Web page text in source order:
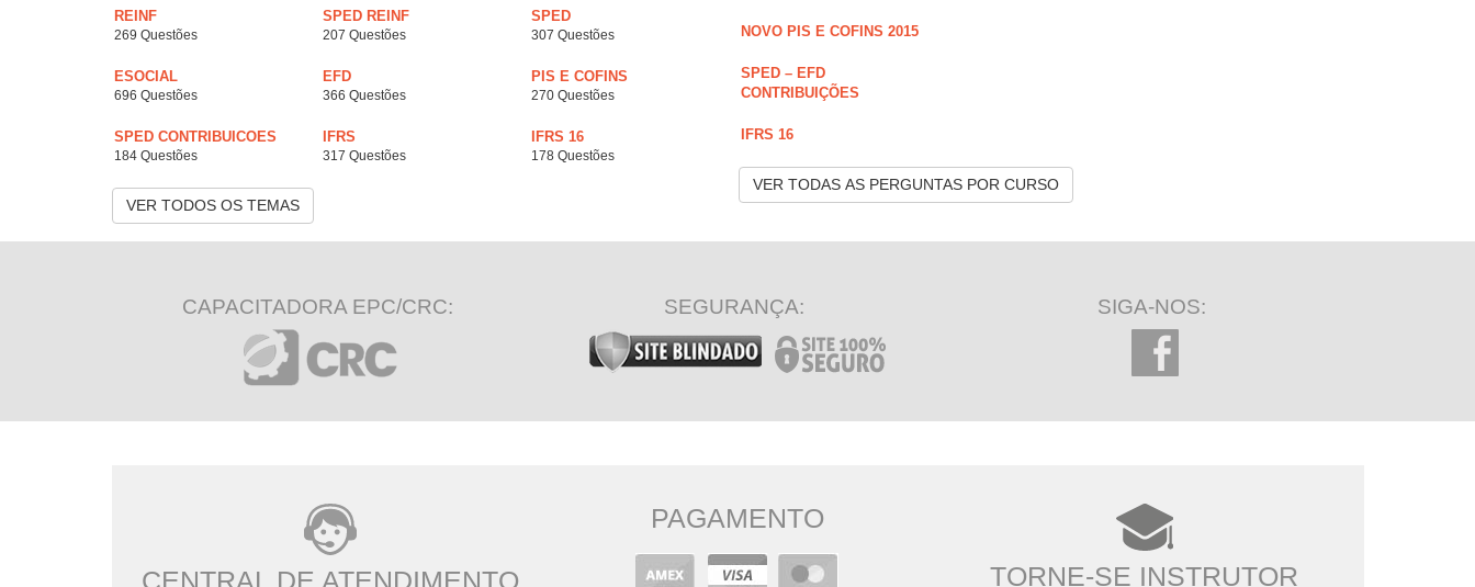
REINF
269 Questões
SPED REINF
207 Questões
SPED
307 Questões
ESOCIAL
696 Questões
EFD
366 Questões
PIS E COFINS
270 Questões
SPED CONTRIBUICOES
184 Questões
IFRS
317 Questões
IFRS 16
178 Questões
VER TODOS OS TEMAS
NOVO PIS E COFINS 2015
SPED – EFD
CONTRIBUIÇÕES
IFRS 16
VER TODAS AS PERGUNTAS POR CURSO
CAPACITADORA EPC/CRC: SEGURANÇA: SIGA-NOS:
CENTRAL DE ATENDIMENTO
PAGAMENTO
TORNE-SE INSTRUTOR